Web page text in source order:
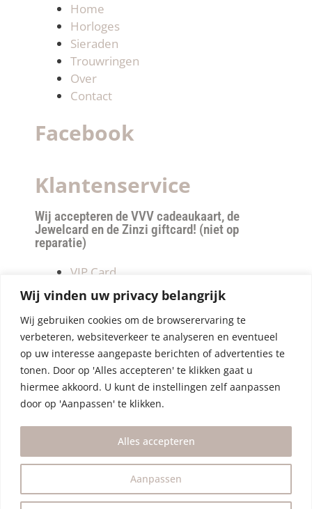
Wij vinden uw privacy belangrijk
Wij gebruiken cookies om de browserervaring te
verbeteren, websiteverkeer te analyseren en eventueel
op uw interesse aangepaste berichten of advertenties te
tonen. Door op 'Alles accepteren' te klikken gaat u
hiermee akkoord. U kunt de instellingen zelf aanpassen
door op 'Aanpassen' te klikken.
Aanpassen
Alles accepteren
Home
Horloges
Sieraden
Trouwringen
Over
Contact
Facebook
Klantenservice
Wij accepteren de VVV cadeaukaart, de
Jewelcard en de Zinzi giftcard! (niet op
reparatie)
VIP Card
Retourneren
Betalen & verzendkosten
Privacy Policy
Algemene Voorwaarden